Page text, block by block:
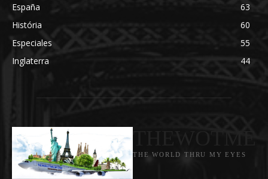
España
63
História
60
Especiales
55
Inglaterra
44
THE WORLD THRU MY EYES